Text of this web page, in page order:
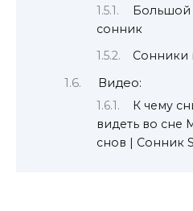
Большой
сонник
Сонники
Видео:
К чему
видеть во сне
снов | Сонник